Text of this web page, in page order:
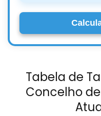
Tabela de
Concelho